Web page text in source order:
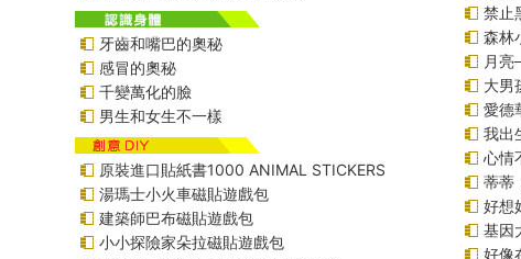
牙齒和嘴巴的奧秘
感冒的奧秘
千變萬化的臉
男生和女生不一樣
原裝進口貼紙書1000 ANIMAL STICKERS
湯瑪士小火車磁貼遊戲包
建築師巴布磁貼遊戲包
小小探險家朵拉磁貼遊戲包
禁止
森林
月
大男
愛德
我出
心情
蒂蒂
好想
基因
好像